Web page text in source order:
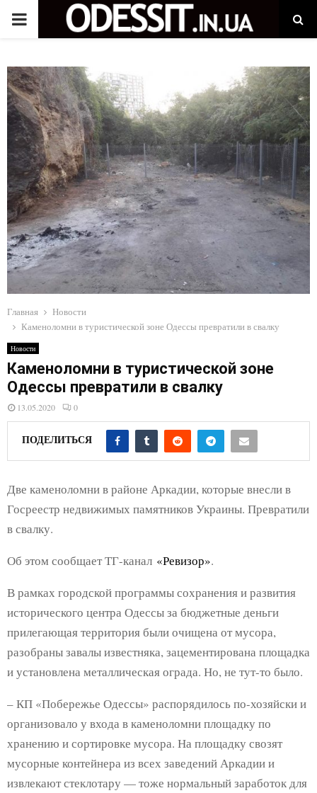
P
I
M
A
R
Y
M
E
N
U
Главная
Новости
Каменоломни в туристической зоне Одессы превратили в свалку
Новости
Каменоломни в туристической зоне
Одессы превратили в свалку
13.05.2020 0
ПОДЕЛИТЬСЯ
Две каменоломни в районе Аркадии, которые внесли в
Госреестр недвижимых памятников Украины. Превратили
в свалку.
Об этом сообщает ТГ-канал «Ревизор».
В рамках городской программы сохранения и развития
исторического центра Одессы за бюджетные деньги
прилегающая территория были очищена от мусора,
разобраны завалы известняка, зацементирована площадка
и установлена металлическая ограда. Но, не тут-то было.
– КП «Побережье Одессы» распорядилось по-хозяйски и
организовало у входа в каменоломни площадку по
хранению и сортировке мусора. На площадку свозят
мусорные контейнера из всех заведений Аркадии и
извлекают стеклотару — тоже нормальный заработок для